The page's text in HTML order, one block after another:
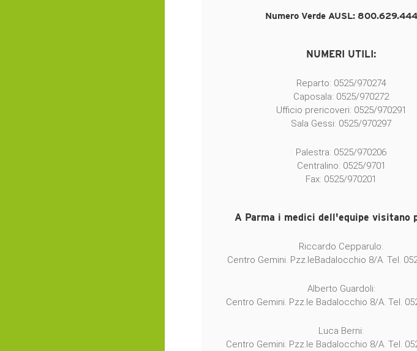
Numero Verde AUSL: 800.629.444
NUMERI UTILI:
Reparto: 0525/970274
Caposala: 0525/970272
Ufficio prericoveri: 0525/970291
Sala Gessi: 0525/970297
Palestra: 0525/970206
Centralino: 0525/9701
Fax: 0525/970201
A Parma i medici dell'equipe visitano
Riccardo Cepparulo:
Centro Gemini. Pzz.leBadalocchio 8/A. Tel.
Alberto Guardoli:
Centro Gemini. Pzz.le Badalocchio 8/A. Tel.
Luca Berni:
Centro Gemini. Pzz.le Badalocchio 8/A. Tel.